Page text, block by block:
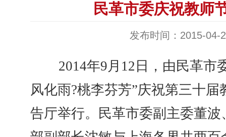
民革市委庆祝教师
发布时间：2015-04-
2014年9月12日，由民革市
风化雨?桃李芬芳”庆祝第三十
告厅举行。民革市委副主委董